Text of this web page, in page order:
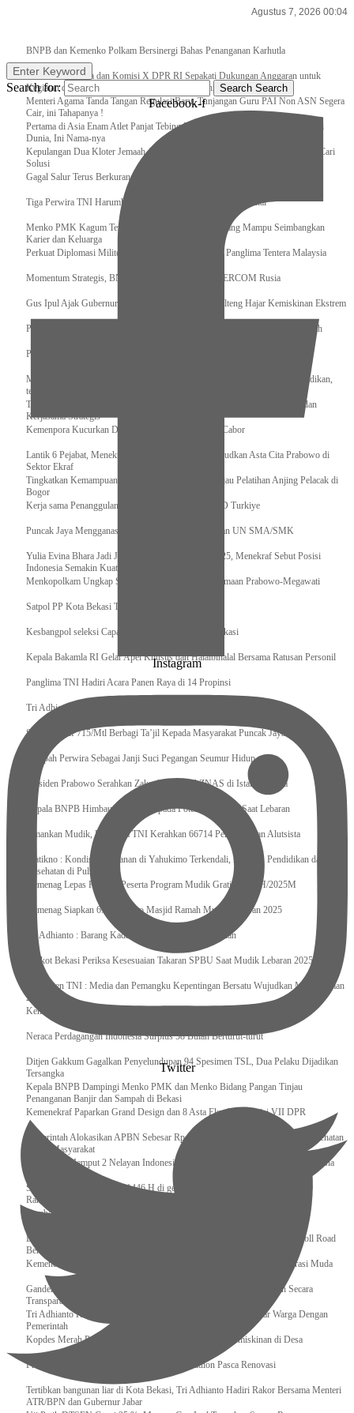
Agustus 7, 2026 00:04
BNPB dan Kemenko Polkam Bersinergi Bahas Penanganan Karhutla
Raker Kemenpora dan Komisi X DPR RI Sepakati Dukungan Anggaran untuk
Kegiatan dan Program Prioritas Pemuda dan Olahraga
Menteri Agama Tanda Tangan Regulasi Baru, Tunjangan Guru PAI Non ASN Segera
Cair, ini Tahapanya !
Pertama di Asia Enam Atlet Panjat Tebing Indonesia Taklukkan Tebing Tertinggi
Dunia, Ini Nama-nya
Kepulangan Dua Kloter Jemaah Asal Surabaya Tertunda, Kemenag Upayakan Cari
Solusi
Gagal Salur Terus Berkurang, Gus Ipul: 405 Ribu Lebih Bansos Cair
Tiga Perwira TNI Harumkan Indonesia Di Kancah Internasional
Menko PMK Kagum Terhadap Perempuan Modern yang Mampu Seimbangkan
Karier dan Keluarga
Perkuat Diplomasi Militer, Panglima TNI Terima CC Panglima Tentera Malaysia
Momentum Strategis, BNPB Terima Kunjungan EMERCOM Rusia
Gus Ipul Ajak Gubernur dan Bupati/Wali Kota se-Kalteng Hajar Kemiskinan Ekstrem
Panglima TNI Sambut Kedatangan Presiden RI Usai Lawatan ke Timur Tengah
Pengurus Pusat Pordasi Pacu Dapat Pesan dari Sri Paduka
Menag RI dan Dua Menteri Yordania Jalin Sinergi Bidang Wakaf dan Pendidikan,
termasuk Beasiswa
Tiba di Tanah Air, Presiden Prabowo Subianto Bawa Komitmen Investasi dan
Kerjasama Strategis
Kemenpora Kucurkan Dana untuk Pelatnas pada 13 Cabor
Lantik 6 Pejabat, Menekraf Tegaskan Komitmen Wujudkan Asta Cita Prabowo di
Sektor Ekraf
Tingkatkan Kemampuan K9 TNI, Panglima TNI Tinjau Pelatihan Anjing Pelacak di
Bogor
Kerja sama Penanggulangan Bencana BNPB – AFAD Turkiye
Puncak Jaya Mengganas, TNI-POLRI Solid Amankan UN SMA/SMK
Yulia Evina Bhara Jadi Juri Festival Film Cannes 2025, Menekraf Sebut Posisi
Indonesia Semakin Kuat
Menkopolkam Ungkap Spirit Persatuan dan Kebersamaan Prabowo-Megawati
Satpol PP Kota Bekasi Tertibkan PPKS
Kesbangpol seleksi Capaska 736 Siswa/i se-Kota Bekasi
Kepala Bakamla RI Gelar Apel Khusus dan Halalbihalal Bersama Ratusan Personil
Panglima TNI Hadiri Acara Panen Raya di 14 Propinsi
Tri Adhianto : Kota Bekasi Bisa Mempertahankan Keharmonisasian
Satgas Yonif 715/Mtl Berbagi Ta’jil Kepada Masyarakat Puncak Jaya
Sumpah Perwira Sebagai Janji Suci Pegangan Seumur Hidup
Presiden Prabowo Serahkan Zakat kepada BAZNAS di Istana Negara
Kepala BNPB Himbau Pemda Waspada Potensi Bencana Saat Lebaran
Amankan Mudik, Panglima TNI Kerahkan 66714 Personel Dan Alutsista
Pratikno : Kondisi Keamanan di Yahukimo Terkendali, Layanan Pendidikan dan
Kesehatan di Pulihkan
Kemenag Lepas Ratusan Peserta Program Mudik Gratis 1446 H/2025M
Kemenag Siapkan 6.180 Posko Masjid Ramah Mudik Lebaran 2025
Tri Adhianto : Barang Kadaluarsa Segera di Kembalikan
Walkot Bekasi Periksa Kesesuaian Takaran SPBU Saat Mudik Lebaran 2025
Kapuspen TNI : Media dan Pemangku Kepentingan Bersatu Wujudkan Mudik Aman
2025
Kemenekraf Ajak Kabinet Merah Putih Nobar Film Animasi Jumbo
Neraca Perdagangan Indonesia Surplus 58 Bulan Berturut-turut
Ditjen Gakkum Gagalkan Penyelundupan 94 Spesimen TSL, Dua Pelaku Dijadikan
Tersangka
Kepala BNPB Dampingi Menko PMK dan Menko Bidang Pangan Tinjau
Penanganan Banjir dan Sampah di Bekasi
Kemenekraf Paparkan Grand Design dan 8 Asta Ekraf di Komisi VII DPR
Pemerintah Alokasikan APBN Sebesar Rp 3,4 Triliun untuk Program Cek Kesehatan
Gratis Masyarakat
Bakamla RI Jemput 2 Nelayan Indonesia di Perbatasan Terluar Indonesia Malaysia
Sidang Isbat Awal Syawal 1446 H di gelar oleh Kementerian Agama pada 29
Ramadan
Sumber Daya Adalah Tantangan Penanganan Darurat Bencana di Daerah
Dukung Kelancaran Lalu Lintas Libur Idul Fitri 1446h / 2025m, Waskita Toll Road
Berlakukan Diskon Tarif Sebesar 20%
Kemenekraf – Kemeninves Perkuat Sinergi Demi Lapangan Kerja Generasi Muda
Gandeng KPK , Gus Ipul Memastikan Penyaluran Bansos Dilakukan Secara
Transparan dan Tepat Sasaran
Tri Adhianto Katakan : Tarling Sebagai Sarana Komunikasi Antar Warga Dengan
Pemerintah
Kopdes Merah Putih Instrumen Penting Pengentasan Kemiskinan di Desa
Presiden, Prabowo Subianto Resmikan 17 Stadion Pasca Renovasi
Tertibkan bangunan liar di Kota Bekasi, Tri Adhianto Hadiri Rakor Bersama Menteri
ATR/BPN dan Gubernur Jabar
Enter Keyword
Search for: Search Search
Facebook-f
Instagram
Twitter